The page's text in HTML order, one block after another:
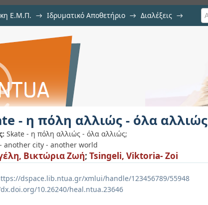
Ε.Μ.Π. → Ιδρυματικό Αποθετήριο → Διαλέξεις →
- όλα αλλιώς
- η πόλη αλλιώς - όλα αλλιώς
Skate - η πόλη αλλιώς - όλα αλλιώς;
another city - another world
Βικτώρια Ζωή; Tsingeli, Viktoria- Zoi
dspace.lib.ntua.gr/xmlui/handle/123456789/55948
10.26240/heal.ntua.23646